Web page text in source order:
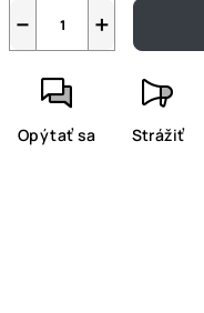
+
−
Opýtať sa Strážiť